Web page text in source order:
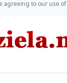
agreeing to our use